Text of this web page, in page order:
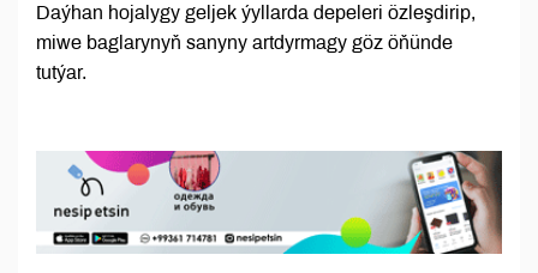
Daýhan hojalygy geljek ýyllarda depeleri özleşdirip,
miwe baglarynyň sanyny artdyrmagy göz öňünde
tutýar.